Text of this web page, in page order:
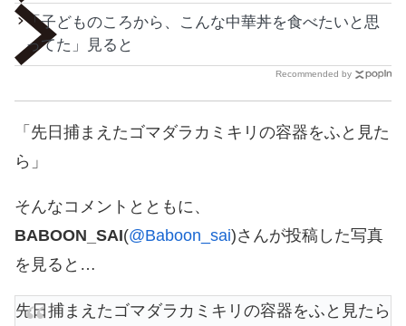
「子どものころから、こんな中華丼を食べたいと思
ってた」見ると
Recommended by
「先日捕まえたゴマダラカミキリの容器をふと見た
ら」
そんなコメントとともに、
BABOON_SAI(@Baboon_sai)さんが投稿した写真
を見ると…
先日捕まえたゴマダラカミキリの容器をふと見たら